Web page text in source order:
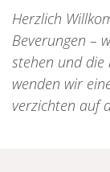
Herzlich
Beverungen –
stehen und die
wenden wir
verzichten auf